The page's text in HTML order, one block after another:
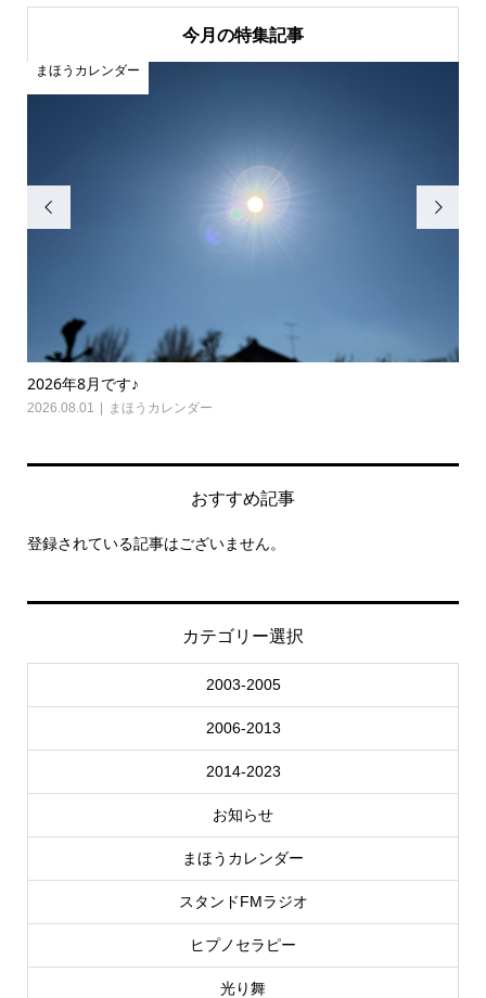
今月の特集記事

2026年8月です♪
2026.08.01 まほうカレンダー
まほうカレンダー

おすすめ記事
登録されている記事はございません。
カテゴリー選択
2003-2005
2006-2013
2014-2023
お知らせ
まほうカレンダー
スタンドFMラジオ
ヒプノセラピー
光り舞